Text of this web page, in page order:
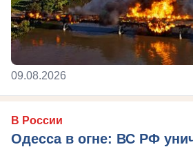
09.08.2026
В России
Одесса в огне: ВС РФ